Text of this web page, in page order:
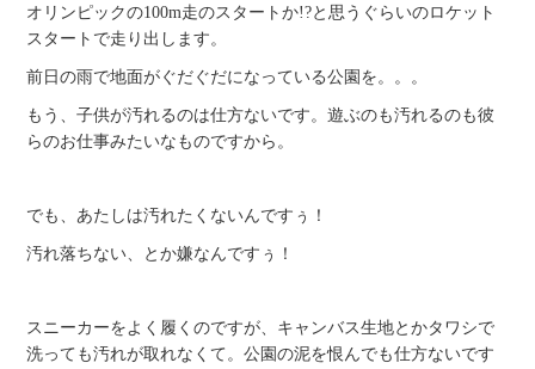
オリンピックの100m走のスタートか!?と思うぐらいのロケット
スタートで走り出します。
前日の雨で地面がぐだぐだになっている公園を。。。
もう、子供が汚れるのは仕方ないです。遊ぶのも汚れるのも彼
らのお仕事みたいなものですから。
でも、あたしは汚れたくないんですぅ！
汚れ落ちない、とか嫌なんですぅ！
スニーカーをよく履くのですが、キャンバス生地とかタワシで
洗っても汚れが取れなくて。公園の泥を恨んでも仕方ないです